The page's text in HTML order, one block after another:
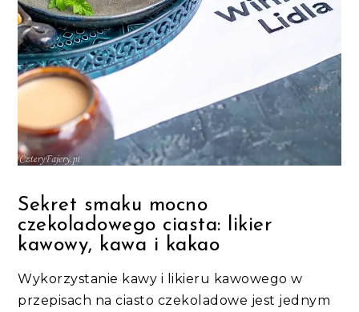
Sekret smaku mocno
czekoladowego ciasta: likier
kawowy, kawa i kakao
Wykorzystanie kawy i likieru kawowego w
przepisach na ciasto czekoladowe jest jednym